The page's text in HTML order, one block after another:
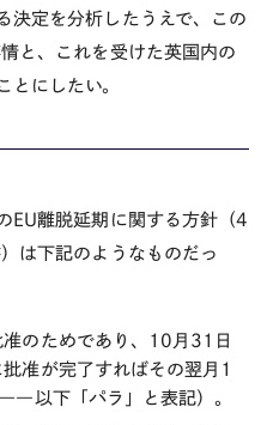
決定を分析したうえで、この
と、これを受けた英国内の
とにしたい。
EU離脱延期に関する方針（4
は下記のようなものだっ
のためであり、10月31日
准が完了すればその翌月1
以下「パラ」と表記）。